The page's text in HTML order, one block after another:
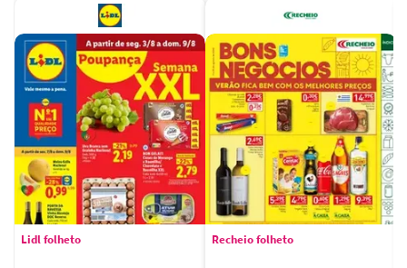
Lidl folheto Recheio folheto